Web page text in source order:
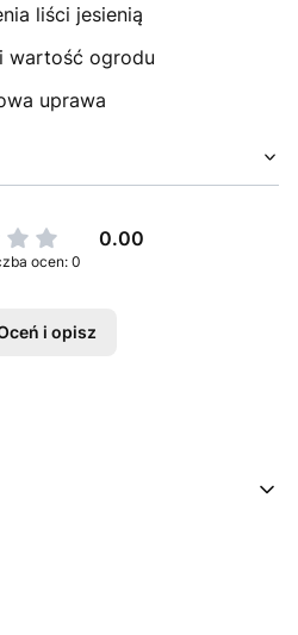
liści jesienią
wartość ogrodu
uprawa
0.00
ocen: 0
i opisz